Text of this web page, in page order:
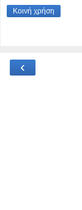
Κοινή χρήση
‹